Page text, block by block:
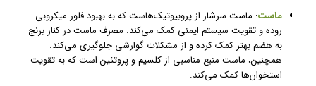
ماست: ماست سرشار از پروبیوتیک‌هاست که به بهبود فلور میکروبی
روده و تقویت سیستم ایمنی کمک می‌کند. مصرف ماست در کنار برنج
به هضم بهتر کمک کرده و از مشکلات گوارشی جلوگیری می‌کند.
همچنین، ماست منبع مناسبی از کلسیم و پروتئین است که به تقویت
استخوان‌ها کمک می‌کند.